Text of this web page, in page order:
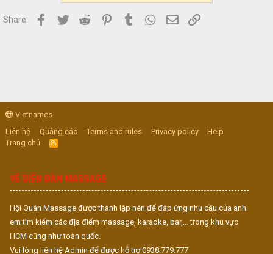
Share: Facebook
Twitter Reddit PinterestTumblr WhatsApp
Email
Vietnames
Liên hệ
Quảng cáo Terms and rules Privacy policy
Help
Trang chủ
R
S
VỀ DIỄN ĐÀN MASSAGE
Hội Quán Massage được thành lập nên để đáp ứng nhu cầu của anh
em tìm kiếm các địa điểm massage, karaoke, bar,... trong khu vực
HCM cũng như toàn quốc.
Vui lòng liên hệ Admin để được hỗ trợ 0938.779.777